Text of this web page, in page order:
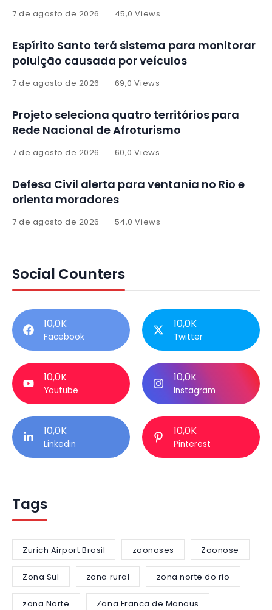
7 de agosto de 2026 45,0 Views
Espírito Santo terá sistema para monitorar
poluição causada por veículos
7 de agosto de 2026 69,0 Views
Projeto seleciona quatro territórios para
Rede Nacional de Afroturismo
7 de agosto de 2026 60,0 Views
Defesa Civil alerta para ventania no Rio e
orienta moradores
7 de agosto de 2026 54,0 Views
Social Counters
10,0K
Facebook
10,0K
Twitter
10,0K
Youtube
10,0K
Instagram
10,0K
Linkedin
10,0K
Pinterest
Tags
Zurich Airport Brasil zoonoses Zoonose
Zona Sul zona rural zona norte do rio
zona Norte Zona Franca de Manaus